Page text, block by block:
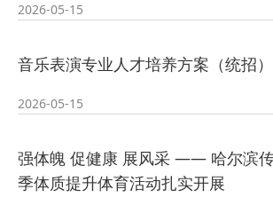
观学习教育
· 我省举办第十一届黑龙江省高
导员素质能 2026-
· 深学经济思想 发展新质生产力--
院党委 2026-
· 黑龙江省高校在第六届全国高
师教学创新 2026-
· 教育部2026年“宏志助航计划”
2026-05-15
音乐表演专业人才培养方案（统招）
2026-05-15
强体魄 促健康 展风采 —— 哈尔滨
季体质提升体育活动扎实开展